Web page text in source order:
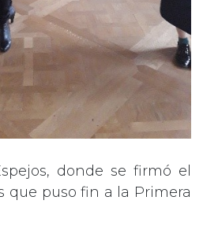
donde se firmó el
que puso fin a la Primera